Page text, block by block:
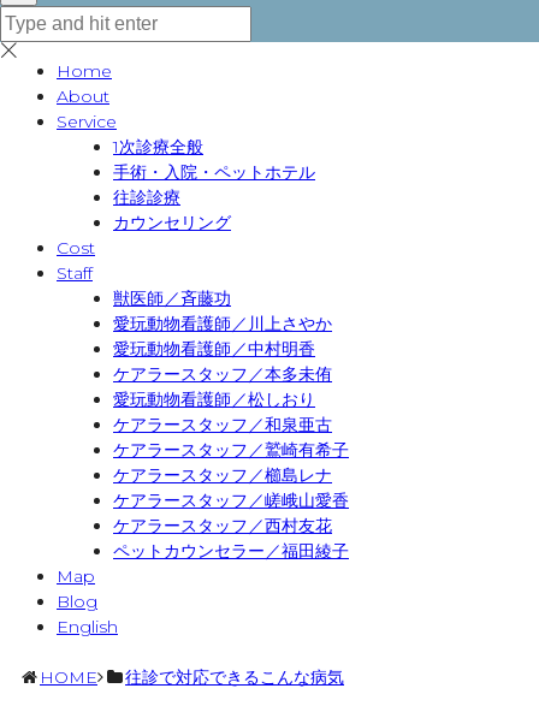
Home
About
Service
1次診療全般
手術・入院・ペットホテル
往診診療
カウンセリング
Cost
Staff
獣医師／斉藤功
愛玩動物看護師／川上さやか
愛玩動物看護師／中村明香
ケアラースタッフ／本多未侑
愛玩動物看護師／松しおり
ケアラースタッフ／和泉亜古
ケアラースタッフ／鷲崎有希子
ケアラースタッフ／櫛島レナ
ケアラースタッフ／嵯峨山愛香
ケアラースタッフ／西村友花
ペットカウンセラー／福田綾子
Map
Blog
English
HOME 往診で対応できるこんな病気